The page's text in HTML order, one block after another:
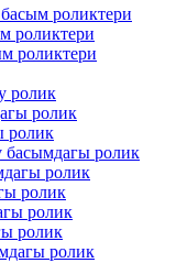
роликтери
роликтери
роликтери
ролик
ролик
ролик
басымдагы ролик
ролик
ролик
ролик
ролик
ролик